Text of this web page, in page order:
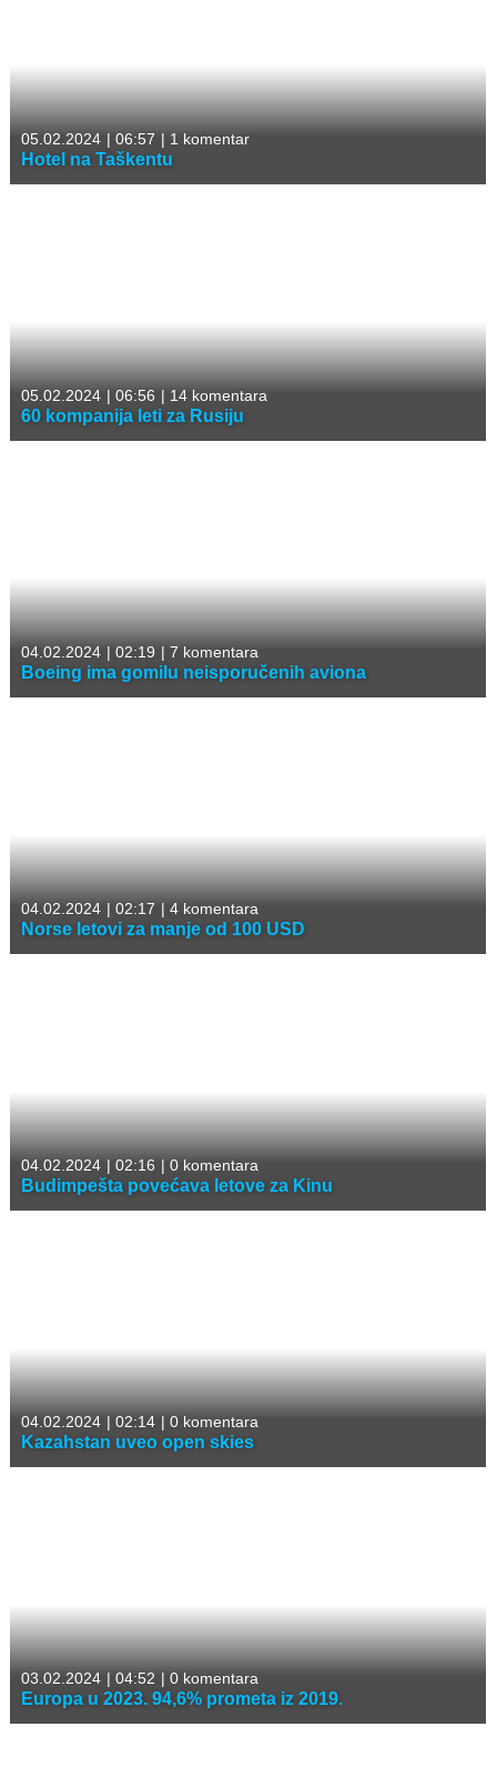
05.02.2024 | 06:57 | 1 komentar
Hotel na Taškentu
05.02.2024 | 06:56 | 14 komentara
60 kompanija leti za Rusiju
04.02.2024 | 02:19 | 7 komentara
Boeing ima gomilu neisporučenih aviona
04.02.2024 | 02:17 | 4 komentara
Norse letovi za manje od 100 USD
04.02.2024 | 02:16 | 0 komentara
Budimpešta povećava letove za Kinu
04.02.2024 | 02:14 | 0 komentara
Kazahstan uveo open skies
03.02.2024 | 04:52 | 0 komentara
Europa u 2023. 94,6% prometa iz 2019.